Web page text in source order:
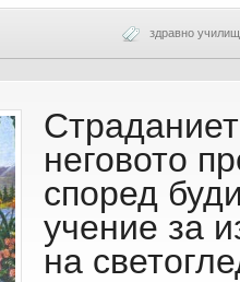
здравно
неговото
според
учение за
на